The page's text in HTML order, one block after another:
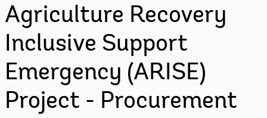
Agriculture Recovery
Inclusive Support
Emergency (ARISE)
Project - Procurement